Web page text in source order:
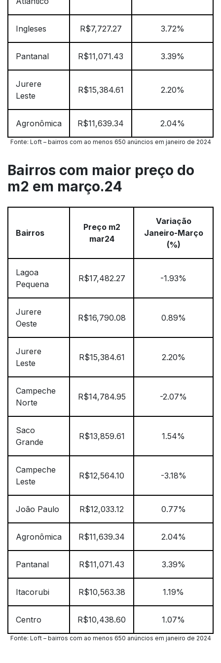
Ingleses R$7,727.27 3.72%
Pantanal R$11,071.43 3.39%
Jurere
Leste
R$15,384.61 2.20%
Agronômica R$11,639.34 2.04%
Fonte: Loft – bairros com ao menos 650 anúncios em janeiro de 2024
Bairros com maior preço do
m2 em março.24
Bairros
Preço m2
mar24
Variação
Janeiro-Março
(%)
Lagoa
Pequena
R$17,482.27 -1.93%
Jurere
Oeste
R$16,790.08 0.89%
Jurere
Leste
R$15,384.61 2.20%
Campeche
Norte
R$14,784.95 -2.07%
Saco
Grande
R$13,859.61 1.54%
Campeche
Leste
R$12,564.10 -3.18%
João Paulo R$12,033.12 0.77%
Agronômica R$11,639.34 2.04%
Pantanal R$11,071.43 3.39%
Itacorubi R$10,563.38 1.19%
Centro R$10,438.60 1.07%
Fonte: Loft – bairros com ao menos 650 anúncios em janeiro de 2024